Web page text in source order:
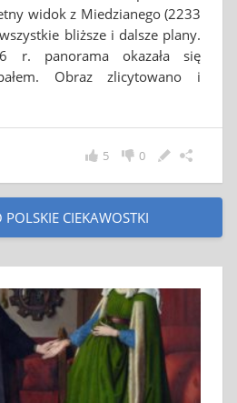
widok z Miedzianego (2233
bliższe i dalsze plany.
r. panorama okazała się
Obraz zlicytowano i
0
5
CIEKAWOSTKI